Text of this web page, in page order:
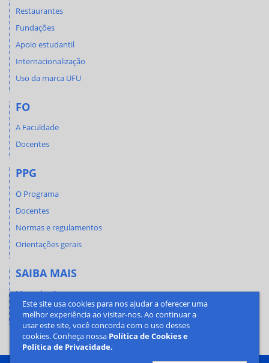
Este site usa cookies para nos ajudar a oferecer uma
melhor experiência ao visitar-nos. Ao continuar a
usar este site, você concorda com o uso desses
cookies. Conheça nossa Política de Cookies e
Política de Privacidade.
Restaurantes
Fundações
Apoio estudantil
Internacionalização
Uso da marca UFU
FO
A Faculdade
Docentes
PPG
O Programa
Docentes
Normas e regulamentos
Orientações gerais
SAIBA MAIS
Mapa do site
Contato